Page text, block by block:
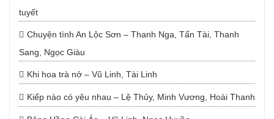
tuyết
Chuyện tình An Lộc Sơn – Thanh Nga, Tấn Tài, Thanh
Sang, Ngọc Giàu
Khi hoa trà nở – Vũ Linh, Tài Linh
Kiếp nào có yêu nhau – Lệ Thủy, Minh Vương, Hoài Thanh